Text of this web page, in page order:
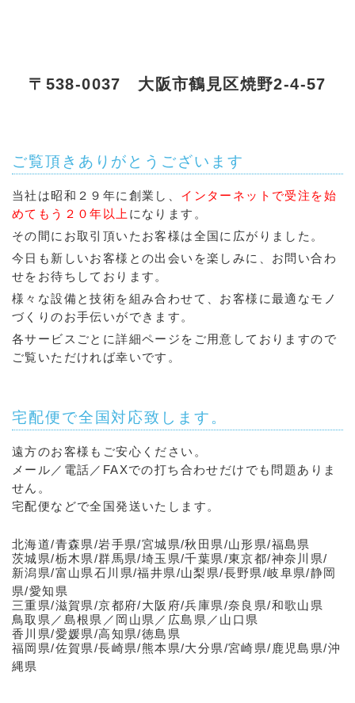
〒538-0037 大阪市鶴見区焼野2-4-57
ご覧頂きありがとうございます
当社は昭和２９年に創業し、 インターネットで受注を始
めてもう２０年以上 になります。
その間にお取引頂いたお客様は全国に広がりました。
今日も新しいお客様との出会いを楽しみに、お問い合わ
せをお待ちしております。
様々な設備と技術を組み合わせて、お客様に最適なモノ
づくりのお手伝いができます。
各サービスごとに詳細ページをご用意しておりますので
ご覧いただければ幸いです。
宅配便で全国対応致します。
遠方のお客様もご安心ください。
メール／電話／FAXでの打ち合わせだけでも問題ありま
せん。
宅配便などで全国発送いたします。
北海道/青森県/岩手県/宮城県/秋田県/山形県/福島県
茨城県/栃木県/群馬県/埼玉県/千葉県/東京都/神奈川県/
新潟県/富山県石川県/福井県/山梨県/長野県/岐阜県/静岡
県/愛知県
三重県/滋賀県/京都府/大阪府/兵庫県/奈良県/和歌山県
鳥取県／島根県／岡山県／広島県／山口県
香川県/愛媛県/高知県/徳島県
福岡県/佐賀県/長崎県/熊本県/大分県/宮崎県/鹿児島県/沖
縄県